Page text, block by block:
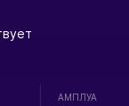
АМПЛУА